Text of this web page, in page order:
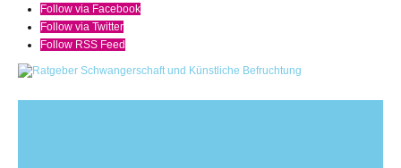
Follow via Facebook
Follow via Twitter
Follow RSS Feed